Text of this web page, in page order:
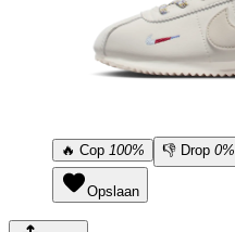
🔥 Cop 100% 👎 Drop 0%
Opslaan